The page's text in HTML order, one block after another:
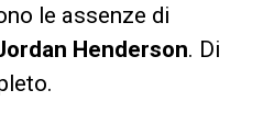
le assenze di
Henderson. Di